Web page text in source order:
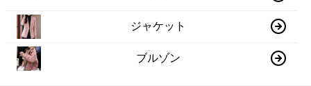
ジャケット
ブルゾン